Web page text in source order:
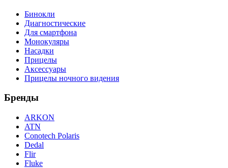
Бинокли
Диагностические
Для смартфона
Монокуляры
Насадки
Прицелы
Аксессуары
Прицелы ночного видения
Бренды
ARKON
ATN
Conotech Polaris
Dedal
Flir
Fluke